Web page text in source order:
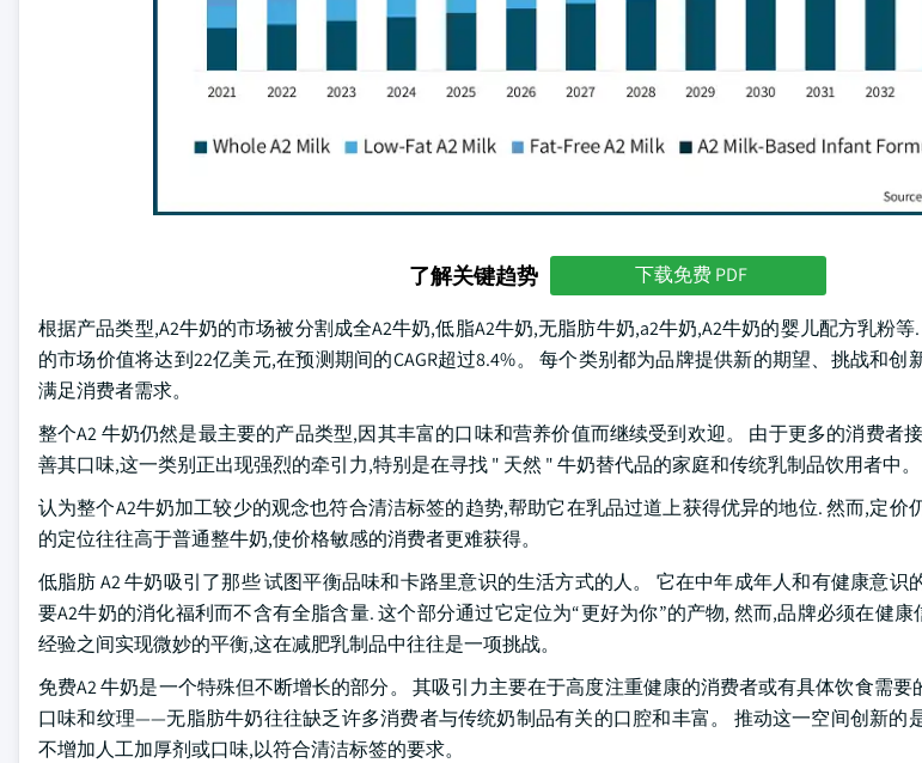
了解关键趋势 下载免费 PDF
根据产品类型,A2牛奶的市场被分割成全A2牛奶,低脂A2牛奶,无脂肪牛奶,a2牛奶,A2牛奶的婴儿配方乳粉等
的市场价值将达到22亿美元,在预测期间的CAGR超过8.4%。 每个类别都为品牌提供新的期望、挑战和
满足消费者需求。
整个A2 牛奶仍然是最主要的产品类型,因其丰富的口味和营养价值而继续受到欢迎。 由于更多的消费者
善其口味,这一类别正出现强烈的牵引力,特别是在寻找 " 天然 " 牛奶替代品的家庭和传统乳制品饮用者中。
认为整个A2牛奶加工较少的观念也符合清洁标签的趋势,帮助它在乳品过道上获得优异的地位. 然而,定价
的定位往往高于普通整牛奶,使价格敏感的消费者更难获得。
低脂肪 A2 牛奶吸引了那些 试图平衡品味和卡路里意识的生活方式的人。 它在中年成年人和有健康意识
要A2牛奶的消化福利而不含有全脂含量. 这个部分通过它定位为“更好为你”的产物, 然而,品牌必须在健
经验之间实现微妙的平衡,这在减肥乳制品中往往是一项挑战。
免费A2 牛奶是一个特殊但不断增长的部分。 其吸引力主要在于高度注重健康的消费者或有具体饮食需
口味和纹理——无脂肪牛奶往往缺乏许多消费者与传统奶制品有关的口腔和丰富。 推动这一空间创新的
不增加人工加厚剂或口味,以符合清洁标签的要求。